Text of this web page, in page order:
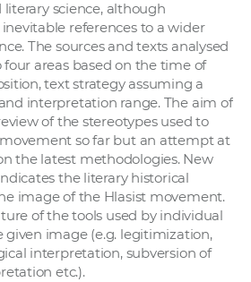
science, although
references to a wider
The sources and texts analysed
areas based on the time of
text strategy assuming a
interpretation range. The aim of
of the stereotypes used to
so far but an attempt at
the latest methodologies. New
the literary historical
image of the Hlasist movement.
of the tools used by individual
given image (e.g. legitimization,
interpretation, subversion of
etc.).